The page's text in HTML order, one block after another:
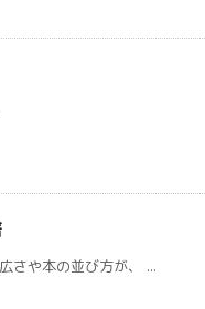
さや本の並び方が、 ...